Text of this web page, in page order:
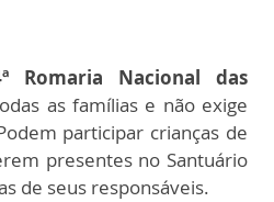
Romaria Nacional das
as famílias e não exige
participar crianças de
presentes no Santuário
de seus responsáveis.